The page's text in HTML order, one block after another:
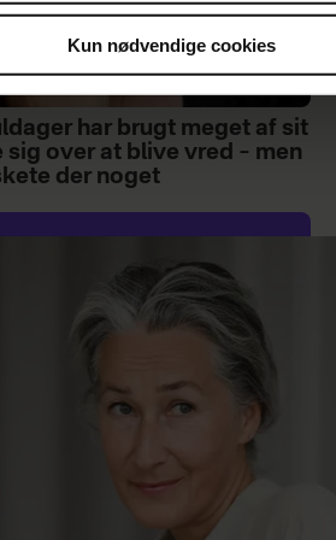
Kun nødvendige cookies
har brugt meget af sit
sig over at blive vred – men
der noget